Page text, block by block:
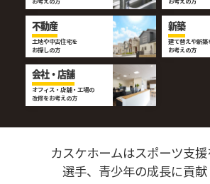
お考えの方
お考えの方
不動産
土地や中古住宅を
お探しの方
新築
建て替えや新築
お考えの方
会社・店舗
オフィス・店舗・工場の
改修をお考えの方
カスケホームはスポーツ支援
選手、青少年の成長に貢献